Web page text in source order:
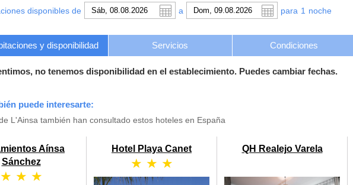
disponibles de a para 1 noche
y disponibilidad Servicios Condiciones
no tenemos disponibilidad en el establecimiento. Puedes cambiar fechas.
puede interesarte:
L'Ainsa también han consultado estos hoteles en España
Aínsa
Sánchez
★ ★ ★
Hotel Playa Canet
★ ★ ★
QH Realejo Varela